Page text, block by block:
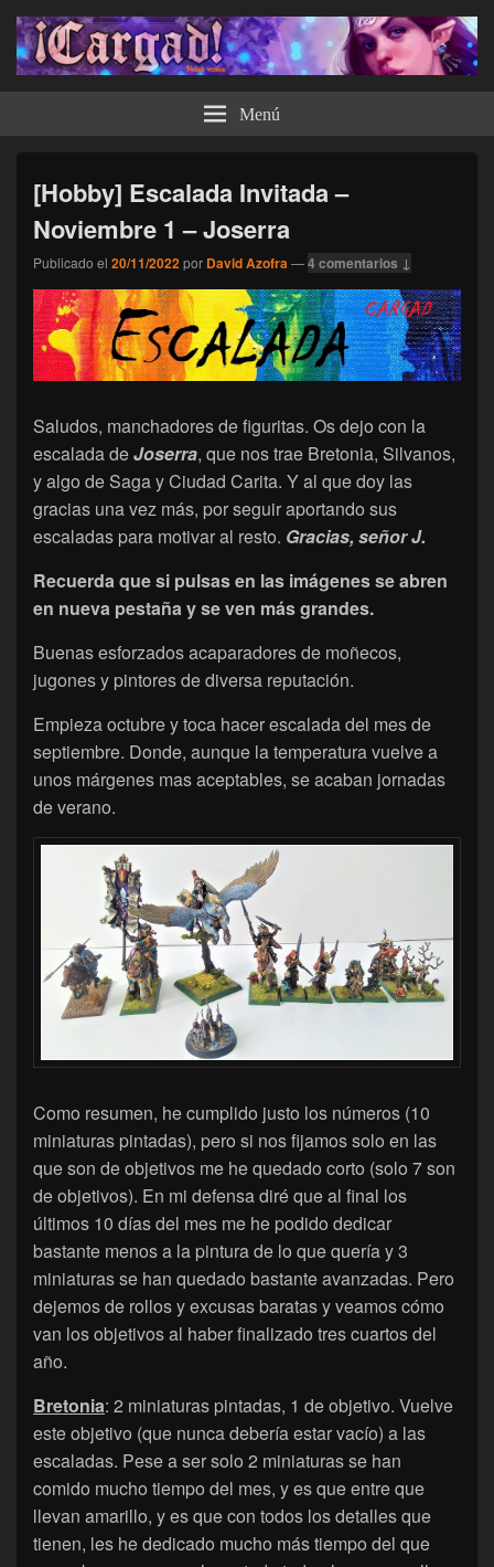
¡Cargad! Menú
[Hobby] Escalada Invitada –
Noviembre 1 – Joserra
Publicado el 20/11/2022por David Azofra—4 comentarios ↓
Saludos, manchadores de figuritas. Os dejo con la
escalada deJoserra, que nos trae Bretonia, Silvanos,
y algo de Saga y Ciudad Carita. Y al que doy las
gracias una vez más, por seguir aportando sus
escaladas para motivar al resto. Gracias, señor J.
Recuerda que si pulsas en las imágenes se abren
en nueva pestaña y se ven más grandes.
Buenas esforzados acaparadores de moñecos,
jugones y pintores de diversa reputación.
Empieza octubre y toca hacer escalada del mes de
septiembre. Donde, aunque la temperatura vuelve a
unos márgenes mas aceptables, se acaban jornadas
de verano.
Como resumen, he cumplido justo los números (10
miniaturas pintadas), pero si nos fijamos solo en las
que son de objetivos me he quedado corto (solo 7 son
de objetivos). En mi defensa diré que al final los
últimos 10 días del mes me he podido dedicar
bastante menos a la pintura de lo que quería y 3
miniaturas se han quedado bastante avanzadas. Pero
dejemos de rollos y excusas baratas y veamos cómo
van los objetivos al haber finalizado tres cuartos del
año.
Bretonia: 2 miniaturas pintadas, 1 de objetivo. Vuelve
este objetivo (que nunca debería estar vacío) a las
escaladas. Pese a ser solo 2 miniaturas se han
comido mucho tiempo del mes, y es que entre que
llevan amarillo, y es que con todos los detalles que
tienen, les he dedicado mucho más tiempo del que